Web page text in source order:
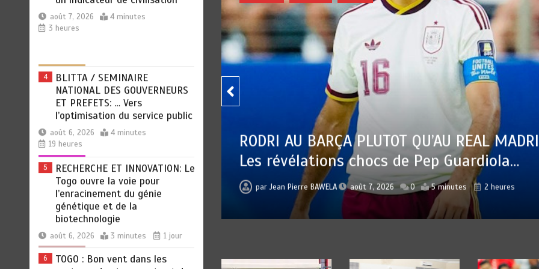
NATIONAL DES GOUVERNEURS
ET PREFETS: … Vers
l’optimisation du service public
5
RECHERCHE ET INNOVATION: Le
Togo ouvre la voie pour
l’enracinement du génie
génétique et de la
biotechnologie
août 6, 2026
6
TOGO : Bon vent dans les
secteurs des transports et du
tourisme
août 6, 2026 4 minutes
1
RODRI AU BARÇA PLUTOT
AU BARÇA PLUTOT QU’AU REAL MADRID :
chocs de Pep Guardiola…
Pierre BAWELA août 7, 2026 0 2 heures
Jean Pierre BAWELA août 7, 2026 0